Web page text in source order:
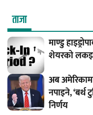
ताजा
माण्डु
शेयरको
अब
नपाइने, ‘बर्थ
निर्णय